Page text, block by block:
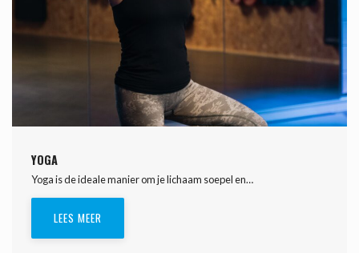
YOGA
Yoga is de ideale manier om je lichaam soepel en…
LEES MEER